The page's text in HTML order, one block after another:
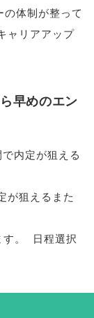
体制が整って
ャリアアップ
早めのエン
内定が狙える
が狙えるまた
。
日程選択